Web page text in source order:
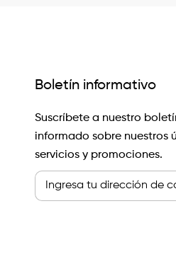
Boletín informativo
Suscríbete a nuestro
informado sobre nuestros
servicios y promociones.